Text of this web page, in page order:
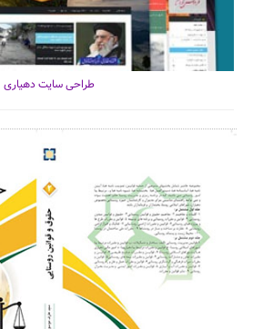
طراحی سایت دهیاری